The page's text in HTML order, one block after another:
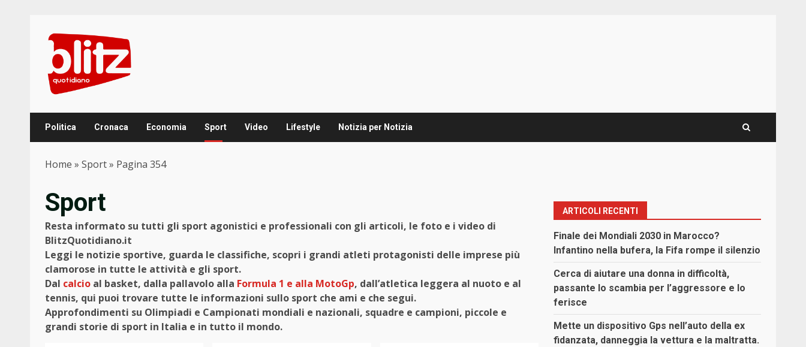
content
Politica Cronaca Economia Sport Video Lifestyle Notizia per Notizia
Home » Sport» Pagina 354
Sport
Resta informato su tutti gli sport agonistici e professionali con gli articoli, le foto e i video di
BlitzQuotidiano.it
Leggi le notizie sportive, guarda le classifiche, scopri i grandi atleti protagonisti delle imprese più
clamorose in tutte le attività e gli sport.
Dal calcio al basket, dalla pallavolo alla Formula 1 e alla MotoGp, dall’atletica leggera al nuoto e al
tennis, qui puoi trovare tutte le informazioni sullo sport che ami e che segui.
Approfondimenti su Olimpiadi e Campionati mondiali e nazionali, squadre e campioni, piccole e
grandi storie di sport in Italia e in tutto il mondo.
ARTICOLI RECENTI
Finale dei Mondiali 2030 in Marocco?
Infantino nella bufera, la Fifa rompe il silenzio
Cerca di aiutare una donna in difficoltà,
passante lo scambia per l’aggressore e lo
ferisce
Mette un dispositivo Gps nell’auto della ex
fidanzata, danneggia la vettura e la maltratta.